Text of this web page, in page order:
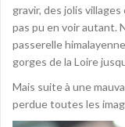
gravir, des jolis
pas pu en voir autant.
passerelle
gorges de la Loire
Mais suite à une
perdue toutes les